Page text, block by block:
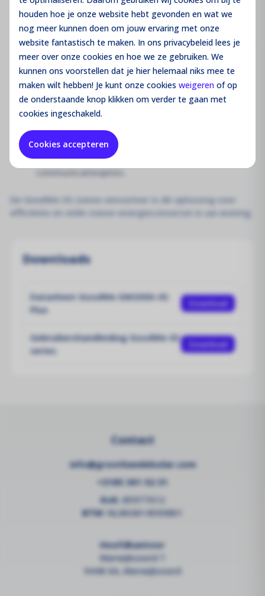
houden hoe je onze website hebt gevonden en wat we
nog meer kunnen doen om jouw ervaring met onze
website fantastisch te maken. In ons privacybeleid lees je
meer over onze cookies en hoe we ze gebruiken. We
kunnen ons voorstellen dat je hier helemaal niks mee te
maken wilt hebben! Je kunt onze cookies weigeren of op
de onderstaande knop klikken om verder te gaan met
cookies ingeschakeld.
Cookies accepteren
met een A4-papier, is de GoodWe XS zonne-
omvormer een van de meest draagbare en
eenvoudig te installeren omvormers op de markt.
Uitstekende Capaciteit: Deze omvormer dekt een
vermogensbereik van 0,7 kW tot 3,0 kW, waardoor
hij geschikt is voor diverse residentiële zonne-
energiebehoeften.
Optimale Efficiëntie
: Met een indrukwekkende
Europese efficiëntie van 97,2% en een DC input
oversizing van 130%, haalt u het maximale uit uw
zonnepanelen.
Slimme Connectiviteit
smart home met de geavanceerde LAN en Wi-Fi
communicatieopties.
De GoodWe XS zonne-omvormer is dé oplossing voor
efficiënte en stille zonne-energieconversie in uw woning.
Downloads
Datasheet GoodWe GW2000-XS
Plus
Download
Gebruikershandleiding GoodWe XS
series
Download
Contact
info@groothandelsolar.com
+3185 301 52 31
KvK: 85977012
BTW: NL863814505B01
Hoofdkantoor
Marwijksoord 7
9448 XA, Marwijksoord